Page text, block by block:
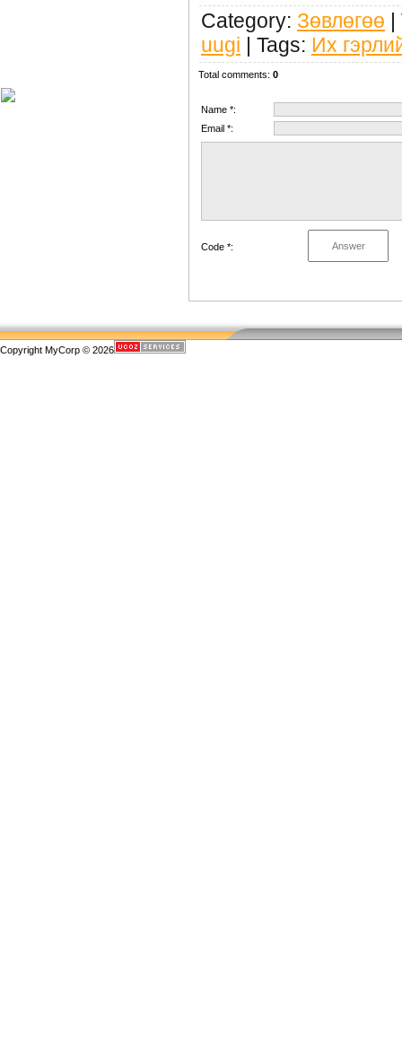
Category: Зөвлөгөө |
uugi | Tags: Их
Total comments: 0
Name *:
Email *:
Code *:
Copyright MyCorp © 2026